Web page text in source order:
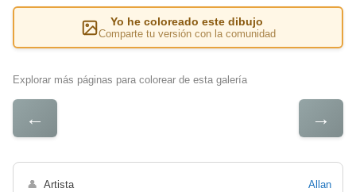
Yo he coloreado este dibujo
Comparte tu versión con la comunidad
Explorar más páginas para colorear de esta galería
← →
👤 Artista Allan